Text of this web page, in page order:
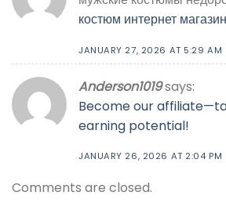
костюм интернет магазин
JANUARY 27, 2026 AT 5:29 AM
Anderson1019says:
Become our
earning potential!
JANUARY 26, 2026 AT 2:04 PM
Comments are closed.